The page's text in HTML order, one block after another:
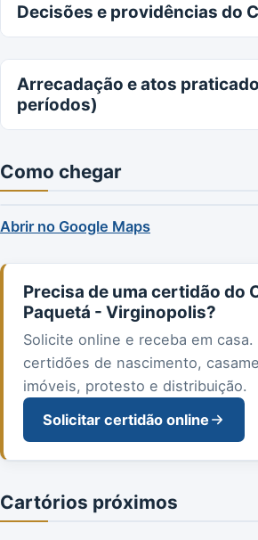
Decisões e providências do
Arrecadação e atos
períodos)
Como chegar
Abrir no Google Maps
Precisa de uma certidão do
Paquetá - Virginopolis?
Solicite online e receba em casa.
certidões de nascimento,
imóveis, protesto e distribuição.
Solicitar certidão online
Cartórios próximos